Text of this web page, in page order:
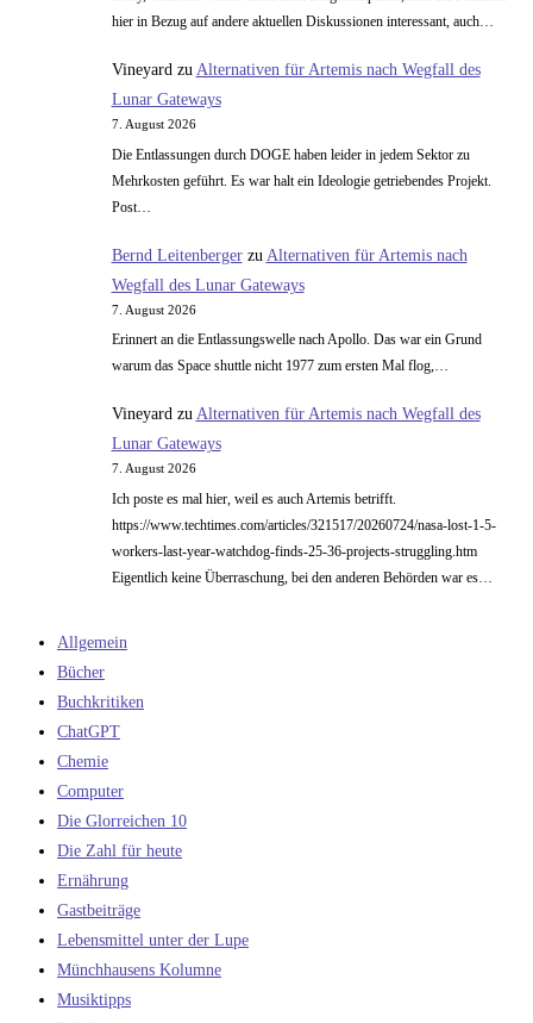
hier in Bezug auf andere aktuellen Diskussionen interessant, auch…
Vineyardzu Alternativen für Artemis nach Wegfall des
Lunar Gateways
7. August 2026
Die Entlassungen durch DOGE haben leider in jedem Sektor zu
Mehrkosten geführt. Es war halt ein Ideologie getriebendes Projekt.
Post…
Bernd Leitenbergerzu Alternativen für Artemis nach
Wegfall des Lunar Gateways
7. August 2026
Erinnert an die Entlassungswelle nach Apollo. Das war ein Grund
warum das Space shuttle nicht 1977 zum ersten Mal flog,…
Vineyardzu Alternativen für Artemis nach Wegfall des
Lunar Gateways
7. August 2026
Ich poste es mal hier, weil es auch Artemis betrifft.
https://www.techtimes.com/articles/321517/20260724/nasa-lost-1-5-
workers-last-year-watchdog-finds-25-36-projects-struggling.htm
Eigentlich keine Überraschung, bei den anderen Behörden war es…
Allgemein
Bücher
Buchkritiken
ChatGPT
Chemie
Computer
Die Glorreichen 10
Die Zahl für heute
Ernährung
Gastbeiträge
Lebensmittel unter der Lupe
Münchhausens Kolumne
Musiktipps